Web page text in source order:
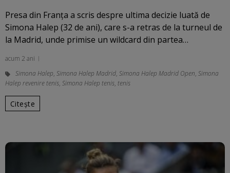
Presa din Franța a scris despre ultima decizie luată de
Simona Halep (32 de ani), care s-a retras de la turneul de
la Madrid, unde primise un wildcard din partea…
acum 2 ani
Simona Halep, Simona Halep Madrid, Simona Halep Madrid Open, Simona
Halep revenire tenis, Simona Halep tenis, tenis
Citește